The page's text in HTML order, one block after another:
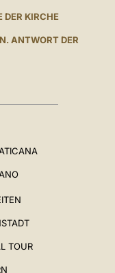
DER KIRCHE
ANTWORT DER
TOUR